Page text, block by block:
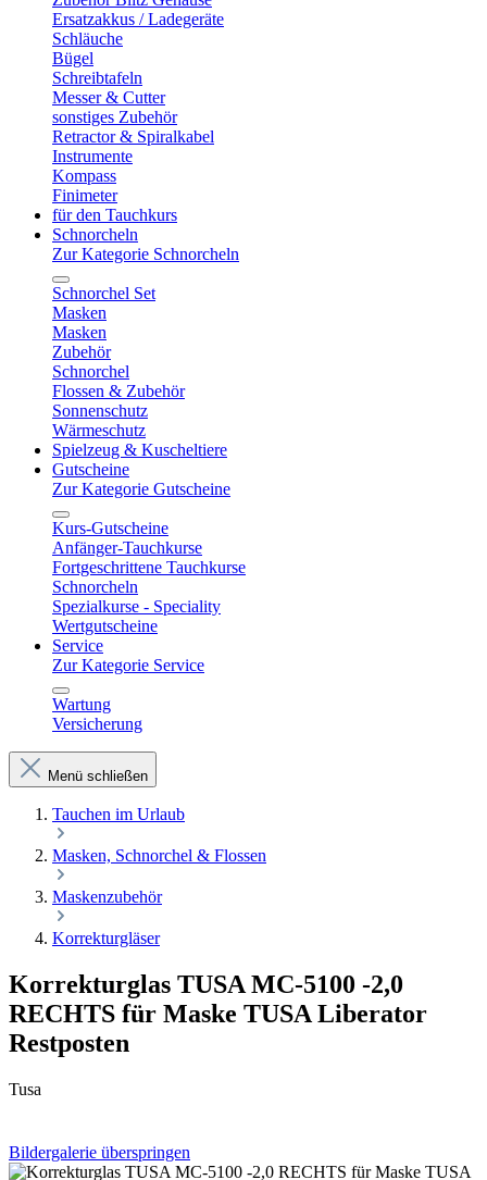
Ersatzakkus / Ladegeräte
Schläuche
Bügel
Schreibtafeln
Messer & Cutter
sonstiges Zubehör
Retractor & Spiralkabel
Instrumente
Kompass
Finimeter
für den Tauchkurs
Schnorcheln
Zur Kategorie Schnorcheln
Schnorchel Set
Masken
Masken
Zubehör
Schnorchel
Flossen & Zubehör
Sonnenschutz
Wärmeschutz
Spielzeug & Kuscheltiere
Gutscheine
Zur Kategorie Gutscheine
Kurs-Gutscheine
Anfänger-Tauchkurse
Fortgeschrittene Tauchkurse
Schnorcheln
Spezialkurse - Speciality
Wertgutscheine
Service
Zur Kategorie Service
Wartung
Versicherung
Menü schließen
Tauchen im Urlaub
Masken, Schnorchel & Flossen
Maskenzubehör
Korrekturgläser
Korrekturglas TUSA MC-5100 -2,0
RECHTS für Maske TUSA Liberator
Restposten
Tusa
Bildergalerie überspringen